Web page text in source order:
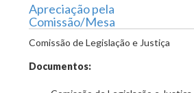
Apreciação pela
Comissão/Mesa
Comissão de Legislação e Justiça
Documentos: